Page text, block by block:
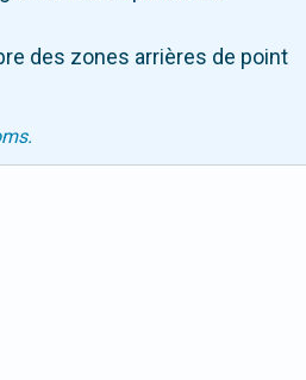
des zones arrières de point